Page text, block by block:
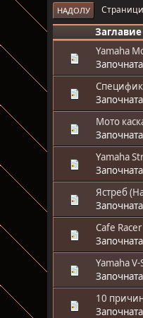
НАДОЛУ Страници
Заглавие
Yamaha
Мото
Yamaha
Ястреб
Cafe
Yamaha
10